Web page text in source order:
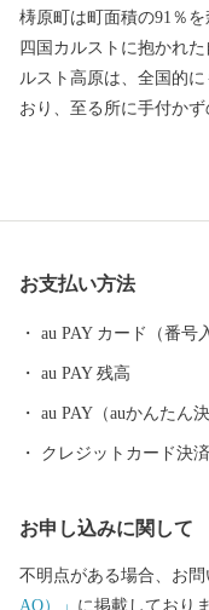
梼原町は町面積の91％
四国カルストに抱かれ
ルスト高原は、全国的
おり、至る所に手付か
の高原では、里から登
の墓地が残っており、
太郎たちが脱藩するた
お支払い方法
au PAY カード（番号
au PAY 残高
au PAY（auかんたん
クレジットカード決
お申し込みに関して
不明点がある場合、お
AQ）」 に掲載しており